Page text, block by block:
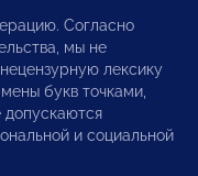
Согласно
мы не
лексику
букв точками,
и социальной